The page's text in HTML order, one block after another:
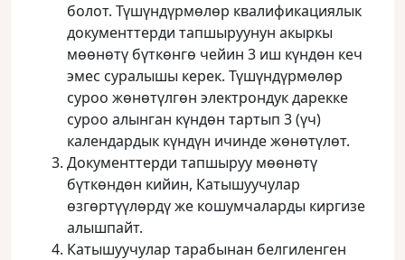
болот. Түшүндүрмөлөр квалификациялык
документтерди тапшыруунун акыркы
мөөнөтү бүткөнгө чейин 3 иш күндөн кеч
эмес суралышы керек. Түшүндүрмөлөр
суроо жөнөтүлгөн электрондук дарекке
суроо алынган күндөн тартып 3 (үч)
календардык күндүн ичинде жөнөтүлөт.
Документтерди тапшыруу мөөнөтү
бүткөндөн кийин, Катышуучулар
өзгөртүүлөрдү же кошумчаларды киргизе
алышпайт.
Катышуучулар тарабынан белгиленген